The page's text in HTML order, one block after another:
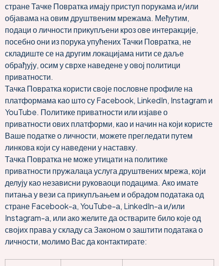
стране Тачке Повратка имају приступ порукама и/или
објавама на овим друштвеним мрежама. Међутим,
подаци о личности прикупљени кроз ове интеракције,
посебно они из порука упућених Тачки Повратка, не
складиште се на другим локацијама нити се даље
обрађују, осим у сврхе наведене у овој политици
приватности.
Тачка Повратка користи своје пословне профиле на
платформама као што су Facebook, LinkedIn, Instagram и
YouTube. Политике приватности или изјаве о
приватности ових платформи, као и начин на који користе
Ваше податке о личности, можете прегледати путем
линкова који су наведени у наставку.
Тачка Повратка не може утицати на политике
приватности пружалаца услуга друштвених мрежа, који
делују као независни руковаоци подацима. Ако имате
питања у вези са прикупљањем и обрадом података од
стране Facebook-а, YouTube-а, LinkedIn-а и/или
Instagram-а, или ако желите да остварите било које од
својих права у складу са Законом о заштити података о
личности, молимо Вас да контактирате: